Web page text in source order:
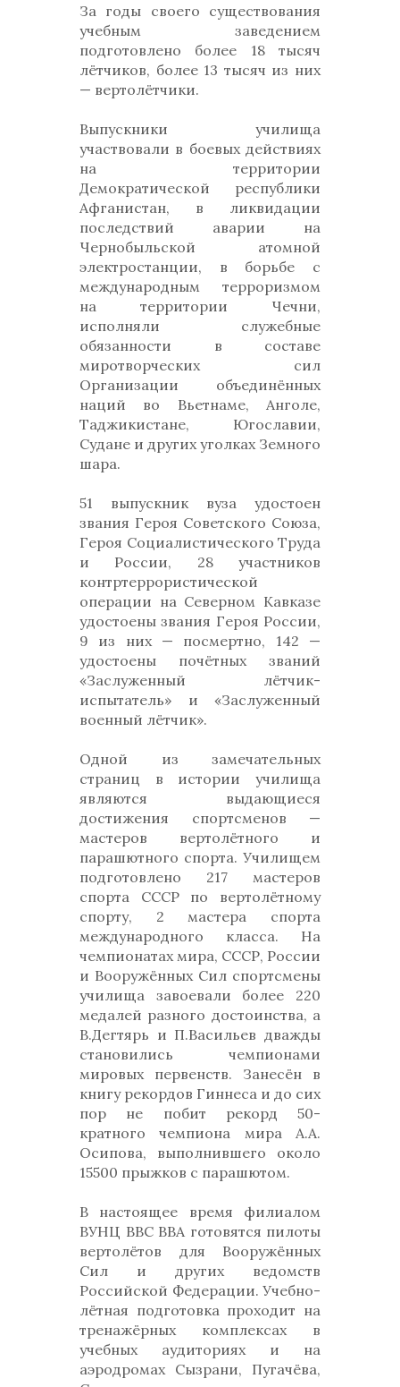
За годы своего существования
учебным заведением
подготовлено более 18 тысяч
лётчиков, более 13 тысяч из них
— вертолётчики.
Выпускники училища
участвовали в боевых действиях
на территории
Демократической республики
Афганистан, в ликвидации
последствий аварии на
Чернобыльской атомной
электростанции, в борьбе с
международным терроризмом
на территории Чечни,
исполняли служебные
обязанности в составе
миротворческих сил
Организации объединённых
наций во Вьетнаме, Анголе,
Таджикистане, Югославии,
Судане и других уголках Земного
шара.
51 выпускник вуза удостоен
звания Героя Советского Союза,
Героя Социалистического Труда
и России, 28 участников
контртеррористической
операции на Северном Кавказе
удостоены звания Героя России,
9 из них — посмертно, 142 —
удостоены почётных званий
«Заслуженный лётчик-
испытатель» и «Заслуженный
военный лётчик».
Одной из замечательных
страниц в истории училища
являются выдающиеся
достижения спортсменов —
мастеров вертолётного и
парашютного спорта. Училищем
подготовлено 217 мастеров
спорта СССР по вертолётному
спорту, 2 мастера спорта
международного класса. На
чемпионатах мира, СССР, России
и Вооружённых Сил спортсмены
училища завоевали более 220
медалей разного достоинства, а
В.Дегтярь и П.Васильев дважды
становились чемпионами
мировых первенств. Занесён в
книгу рекордов Гиннеса и до сих
пор не побит рекорд 50-
кратного чемпиона мира А.А.
Осипова, выполнившего около
15500 прыжков с парашютом.
В настоящее время филиалом
ВУНЦ ВВС ВВА готовятся пилоты
вертолётов для Вооружённых
Сил и других ведомств
Российской Федерации. Учебно-
лётная подготовка проходит на
тренажёрных комплексах в
учебных аудиториях и на
аэродромах Сызрани, Пугачёва,